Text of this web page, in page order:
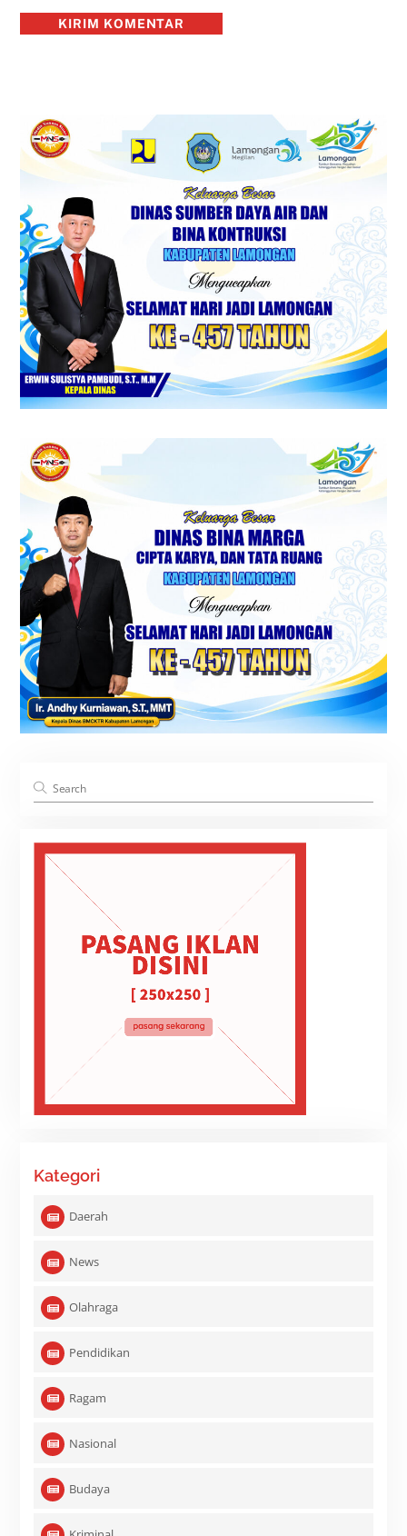
Kategori
Daerah
News
Olahraga
Pendidikan
Ragam
Nasional
Budaya